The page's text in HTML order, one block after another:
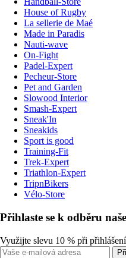
House of Rugby
La sellerie de Maé
Made in Paradis
Nauti-wave
On-Fight
Padel-Expert
Pecheur-Store
Pet and Garden
Slowood Interior
Smash-Expert
Sneak'In
Sneakids
Sport is good
Training-Fit
Trek-Expert
Triathlon-Expert
TripnBikers
Vélo-Store
Přihlaste se k odběru
Využijte slevu 10 % při